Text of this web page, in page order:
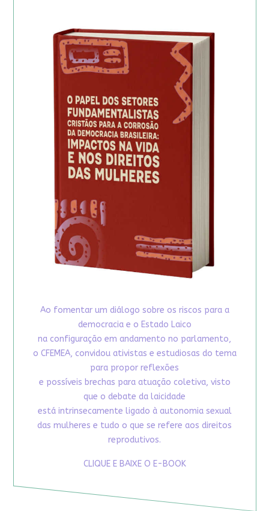
Ao fomentar um diálogo sobre os riscos para a
democracia e o Estado Laico
na configuração em andamento no parlamento,
o CFEMEA, convidou ativistas e estudiosas do tema
para propor reflexões
e possíveis brechas para atuação coletiva, visto
que o debate da laicidade
está intrinsecamente ligado à autonomia sexual
das mulheres e tudo o que se refere aos direitos
reprodutivos.
CLIQUE E BAIXE O E-BOOK